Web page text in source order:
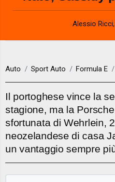
Alessio Ricci,
Auto Sport Auto Formula E
Il portoghese vince la
stagione, ma la
sfortunata di Wehrlein,
neozelandese di casa
un vantaggio sempre